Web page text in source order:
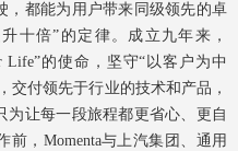
，都能为用户带来同级领先的卓
十倍”的定律。成立九年来，
Life”的使命，坚守“以客户为中
交付领先于行业的技术和产品，
为让每一段旅程都更省心、更自
，Momenta与上汽集团、通用